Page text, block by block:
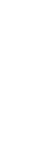
gości z Gruzji